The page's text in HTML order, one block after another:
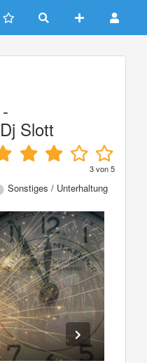
Slott
3von5
Sonstiges / Unterhaltung